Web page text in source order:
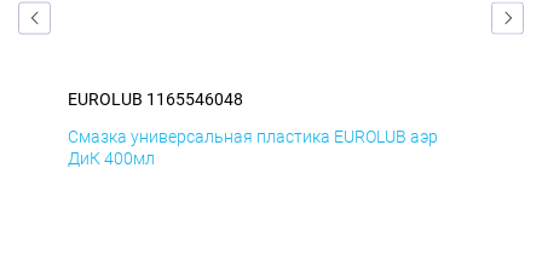
EUROLUB 1165546048
Смазка универсальная пластика EUROLUB аэр
ДиК 400мл